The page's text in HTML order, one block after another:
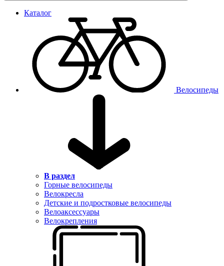
Каталог
Велосипеды
В раздел
Горные велосипеды
Велокресла
Детские и подростковые велосипеды
Велоаксессуары
Велокрепления